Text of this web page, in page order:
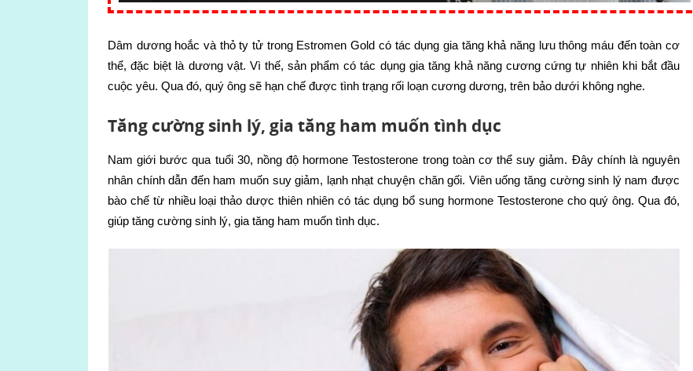
Dâm dương hoắc và thỏ ty tử trong Estromen Gold có tác dụng gia tăng khả năng lưu thông máu đến toàn cơ
thể, đặc biệt là dương vật. Vì thế, sản phẩm có tác dụng gia tăng khả năng cương cứng tự nhiên khi bắt đầu
cuộc yêu. Qua đó, quý ông sẽ hạn chế được tình trạng rối loạn cương dương, trên bảo dưới không nghe.
Tăng cường sinh lý, gia tăng ham muốn tình dục
Nam giới bước qua tuổi 30, nồng độ hormone Testosterone trong toàn cơ thể suy giảm. Đây chính là nguyên
nhân chính dẫn đến ham muốn suy giảm, lạnh nhạt chuyện chăn gối. Viên uống tăng cường sinh lý nam được
bào chế từ nhiều loại thảo dược thiên nhiên có tác dụng bổ sung hormone Testosterone cho quý ông. Qua đó,
giúp tăng cường sinh lý, gia tăng ham muốn tình dục.